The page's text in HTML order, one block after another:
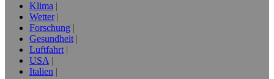
Klima
Wetter
Forschung
Gesundheit
Luftfahrt
USA
Italien